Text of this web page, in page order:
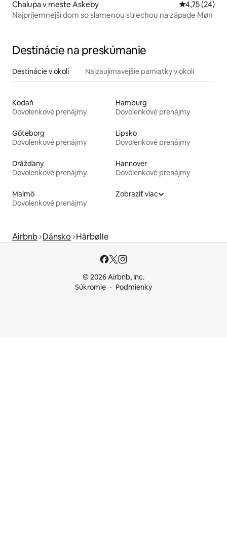
Chalupa v meste Askeby Priemerné
4,75 (24)
Najpríjemnejší dom so slamenou strechou na západe Møn
Destinácie na preskúmanie
Destinácie v okolí Najzaujímavejšie pamiatky v okolí
Kodaň
Dovolenkové prenájmy
Hamburg
Dovolenkové prenájmy
Göteborg
Dovolenkové prenájmy
Lipsko
Dovolenkové prenájmy
Drážďany
Dovolenkové prenájmy
Hannover
Dovolenkové prenájmy
Malmö
Dovolenkové prenájmy
Zobraziť viac
Airbnb Dánsko Hårbølle
© 2026 Airbnb, Inc.
Súkromie
Podmienky